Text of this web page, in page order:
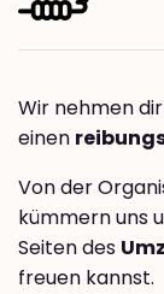
Wir nehmen
einen
Von der
kümmern uns
Seiten des
freuen kannst.